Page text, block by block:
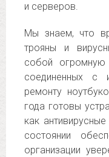
и серверов.
Мы знаем, что
трояны и
собой огромную
соединенных с
ремонту
года готовы
как
состоянии
организации